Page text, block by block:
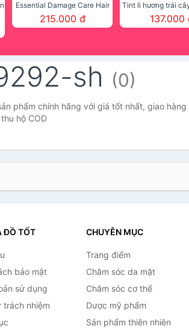
Essential Damage Care Hair
Mist The Face Shop 150ml
215.000 đ
Tint lì hương trái
Tint fgmt The
137.000
sh (0)
phẩm chính hãng với giá tốt nhất, giao hàng
thu hộ COD
ĐỒ TỐT
bảo mật
sử dụng
trách nhiệm
CHUYÊN MỤC
Trang điểm
Chăm sóc da mặt
Chăm sóc cơ thể
Dược mỹ phẩm
Sản phẩm thiên nhiên